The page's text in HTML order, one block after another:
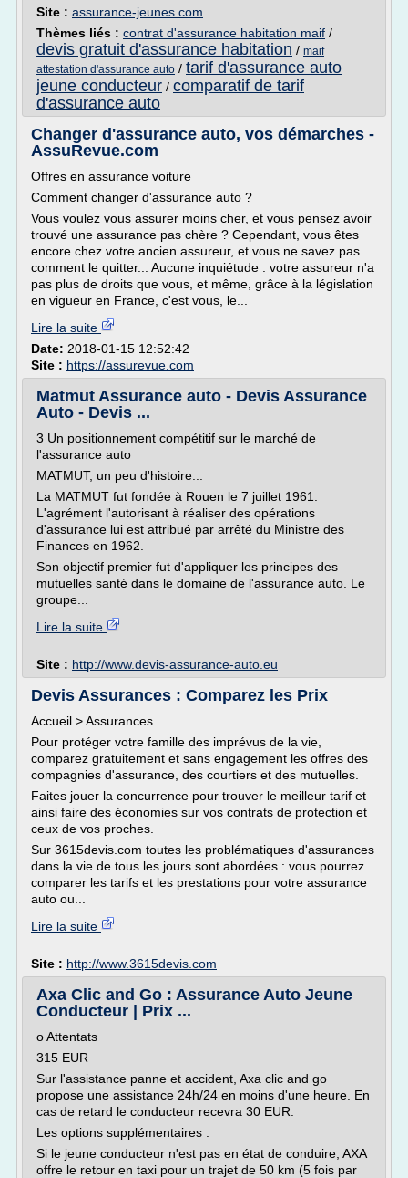
Site : assurance-jeunes.com
Thèmes liés : contrat d'assurance habitation maif /
devis gratuit d'assurance habitation / maif
attestation d'assurance auto / tarif d'assurance auto
jeune conducteur / comparatif de tarif
d'assurance auto
Changer d'assurance auto, vos démarches -
AssuRevue.com
Offres en assurance voiture
Comment changer d'assurance auto ?
Vous voulez vous assurer moins cher, et vous pensez avoir
trouvé une assurance pas chère ? Cependant, vous êtes
encore chez votre ancien assureur, et vous ne savez pas
comment le quitter... Aucune inquiétude : votre assureur n'a
pas plus de droits que vous, et même, grâce à la législation
en vigueur en France, c'est vous, le...
Lire la suite
Date: 2018-01-15 12:52:42
Site : https://assurevue.com
Matmut Assurance auto - Devis Assurance
Auto - Devis ...
3 Un positionnement compétitif sur le marché de
l'assurance auto
MATMUT, un peu d'histoire...
La MATMUT fut fondée à Rouen le 7 juillet 1961.
L'agrément l'autorisant à réaliser des opérations
d'assurance lui est attribué par arrêté du Ministre des
Finances en 1962.
Son objectif premier fut d'appliquer les principes des
mutuelles santé dans le domaine de l'assurance auto. Le
groupe...
Lire la suite
Site : http://www.devis-assurance-auto.eu
Devis Assurances : Comparez les Prix
Accueil > Assurances
Pour protéger votre famille des imprévus de la vie,
comparez gratuitement et sans engagement les offres des
compagnies d'assurance, des courtiers et des mutuelles.
Faites jouer la concurrence pour trouver le meilleur tarif et
ainsi faire des économies sur vos contrats de protection et
ceux de vos proches.
Sur 3615devis.com toutes les problématiques d'assurances
dans la vie de tous les jours sont abordées : vous pourrez
comparer les tarifs et les prestations pour votre assurance
auto ou...
Lire la suite
Site : http://www.3615devis.com
Axa Clic and Go : Assurance Auto Jeune
Conducteur | Prix ...
o Attentats
315 EUR
Sur l'assistance panne et accident, Axa clic and go
propose une assistance 24h/24 en moins d'une heure. En
cas de retard le conducteur recevra 30 EUR.
Les options supplémentaires :
Si le jeune conducteur n'est pas en état de conduire, AXA
offre le retour en taxi pour un trajet de 50 km (5 fois par